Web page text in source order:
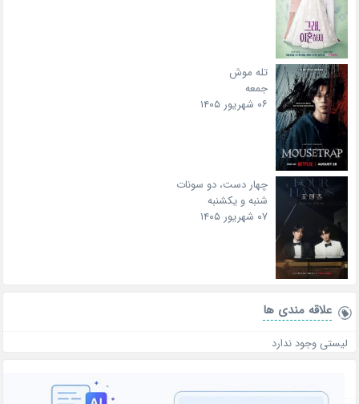
تله موش
جمعه
۰۶ شهریور ۱۴۰۵
چهار دست، دو سونات
شنبه و یکشنبه
۰۷ شهریور ۱۴۰۵
علاقه‌ مندی ها
لیستی وجود ندارد